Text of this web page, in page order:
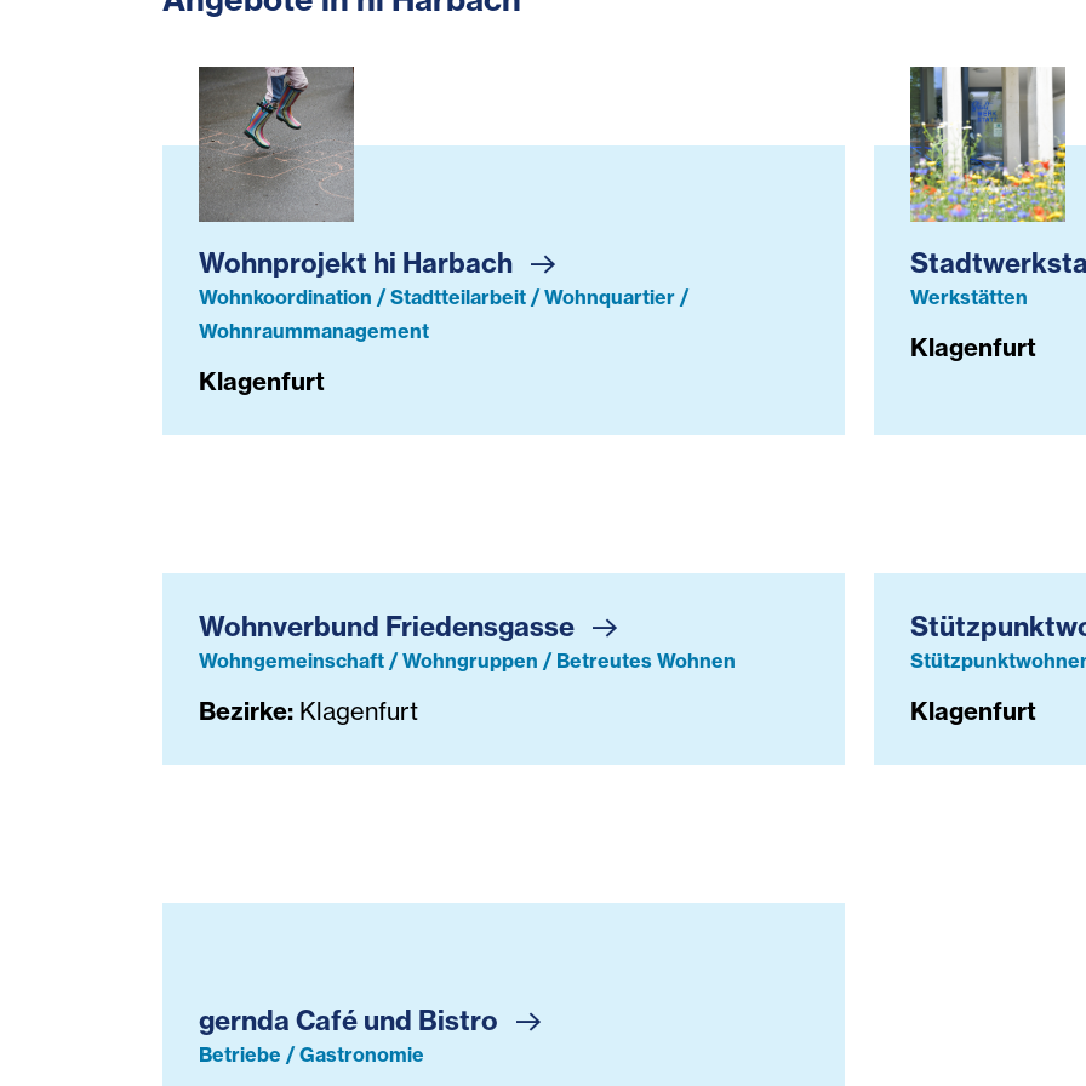
Wohnprojekt hi Harbach
Wohnkoordination / Stadtteilarbeit / Wohnquartier /
Wohnraummanagement
Klagenfurt
Werkstätten
Klagenfurt
Wohnverbund Friedensgasse
Wohngemeinschaft / Wohngruppen / Betreutes Wohnen
Bezirke: Klagenfurt Klagenfurt
gernda Café und Bistro
Betriebe / Gastronomie